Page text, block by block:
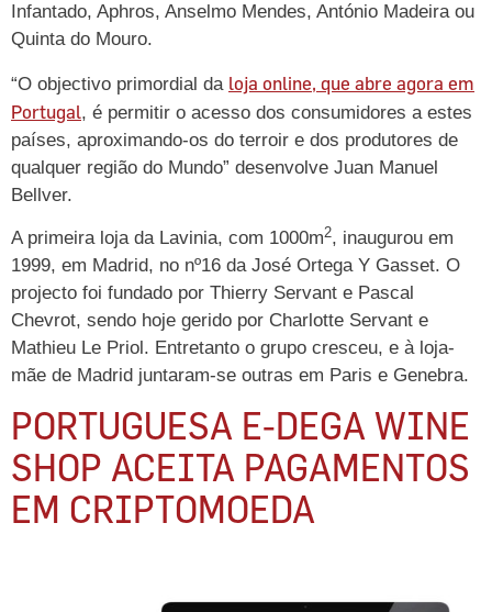
Infantado, Aphros, Anselmo Mendes, António Madeira ou
Quinta do Mouro.
“O objectivo primordial da loja online, que abre agora em
Portugal, é permitir o acesso dos consumidores a estes
países, aproximando-os do terroir e dos produtores de
qualquer região do Mundo” desenvolve Juan Manuel
Bellver.
A primeira loja da Lavinia, com 1000m2, inaugurou em
1999, em Madrid, no nº16 da José Ortega Y Gasset. O
projecto foi fundado por Thierry Servant e Pascal
Chevrot, sendo hoje gerido por Charlotte Servant e
Mathieu Le Priol. Entretanto o grupo cresceu, e à loja-
mãe de Madrid juntaram-se outras em Paris e Genebra.
PORTUGUESA E-DEGA WINE
SHOP ACEITA PAGAMENTOS
EM CRIPTOMOEDA